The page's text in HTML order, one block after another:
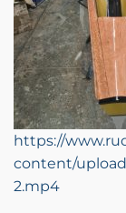
https://
content/
2.mp4